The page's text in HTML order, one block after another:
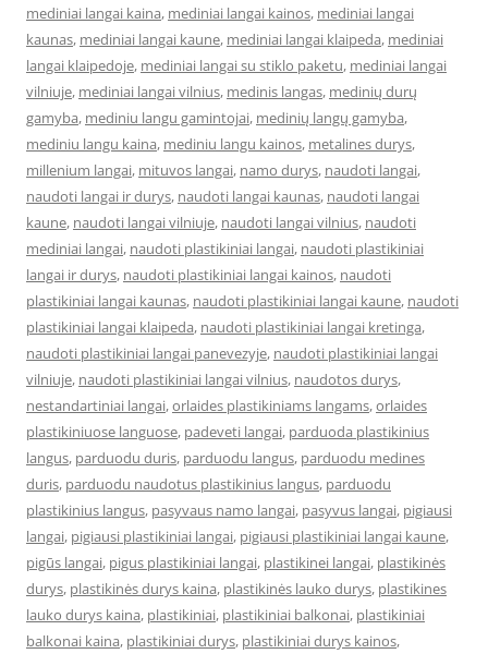
mediniai langai kaina, mediniai langai kainos, mediniai langai
kaunas, mediniai langai kaune, mediniai langai klaipeda, mediniai
langai klaipedoje, mediniai langai su stiklo paketu, mediniai langai
vilniuje, mediniai langai vilnius, medinis langas, medinių durų
gamyba, mediniu langu gamintojai, medinių langų gamyba,
mediniu langu kaina, mediniu langu kainos, metalines durys,
millenium langai, mituvos langai, namo durys, naudoti langai,
naudoti langai ir durys, naudoti langai kaunas, naudoti langai
kaune, naudoti langai vilniuje, naudoti langai vilnius, naudoti
mediniai langai, naudoti plastikiniai langai, naudoti plastikiniai
langai ir durys, naudoti plastikiniai langai kainos, naudoti
plastikiniai langai kaunas, naudoti plastikiniai langai kaune, naudoti
plastikiniai langai klaipeda, naudoti plastikiniai langai kretinga,
naudoti plastikiniai langai panevezyje, naudoti plastikiniai langai
vilniuje, naudoti plastikiniai langai vilnius, naudotos durys,
nestandartiniai langai,orlaides plastikiniams langams,orlaides
plastikiniuose languose, padeveti langai, parduoda plastikinius
langus, parduodu duris, parduodu langus, parduodu medines
duris, parduodu naudotus plastikinius langus, parduodu
plastikinius langus, pasyvaus namo langai, pasyvus langai, pigiausi
langai, pigiausi plastikiniai langai, pigiausi plastikiniai langai kaune,
pigūs langai, pigus plastikiniai langai, plastikinei langai, plastikinės
durys, plastikinės durys kaina, plastikinės lauko durys, plastikines
lauko durys kaina, plastikiniai, plastikiniai balkonai, plastikiniai
balkonai kaina, plastikiniai durys, plastikiniai durys kainos,